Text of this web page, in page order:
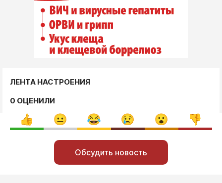
ЛЕНТА НАСТРОЕНИЯ
0 ОЦЕНИЛИ
Обсудить новость